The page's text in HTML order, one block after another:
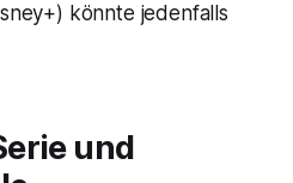
könnte jedenfalls
und